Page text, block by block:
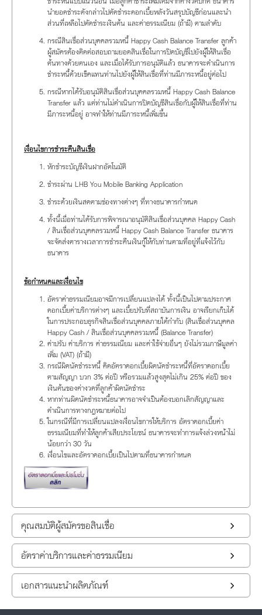
นำยอดชำระดังกล่าวไปตัดชำระดอกเบี้ยหลังวันสรุปบัญชีก่อนและนำ
ส่วนที่เหลือไปตัดชำระเงินต้น และค่าธรรมเนียม (ถ้ามี) ตามลำดับ
กรณีสินเชื่อส่วนบุคคลรวมหนี้ Happy Cash Balance Transfer ลูกค้า
ผู้สมัครต้องติดต่อสอบถามยอดสินเชื่อในการปิดบัญชีไปยังผู้ให้สินเชื่อ
ต้นทางด้วยตนเอง และเมื่อได้รับการอนุมัติแล้ว ธนาคารจะดำเนินการ
ชำระหนี้ด้วยเช็คแทนท่านไปยังผู้ให้สินเชื่อที่ท่านมีภาระหนี้อยู่ต่อไป
กรณีหากได้รับอนุมัติสินเชื่อส่วนบุคคลรวมหนี้ Happy Cash Balance
Transfer แล้ว แต่ท่านไม่ดำเนินการปิดบัญชีสินเชื่อกับผู้ให้สินเชื่อที่ท่าน
มีภาระหนี้อยู่ อาจทำให้ท่านมีภาระหนี้เพิ่มขึ้น
เงื่อนไขการชำระคืนสินเชื่อ
หักชำระบัญชีเงินฝากอัตโนมัติ
ชำระผ่าน LHB You Mobile Banking Application
ชำระด้วยเงินสดตามช่องทางต่างๆ ที่ทางธนาคารกำหนด
ทั้งนี้เมื่อท่านได้รับการพิจารณาอนุมัติสินเชื่อส่วนบุคคล Happy Cash
/ สินเชื่อส่วนบุคคลรวมหนี้ Happy Cash Balance Transfer ธนาคาร
จะจัดส่งตารางเวลาการชำระคืนเงินกู้ให้กับท่านตามที่อยู่ที่แจ้งไว้กับ
ธนาคาร
ข้อกำหนดและเงื่อนไข
อัตราค่าธรรมเนียมอาจมีการเปลี่ยนแปลงได้ ทั้งนี้เป็นไปตามประกาศ
ดอกเบี้ยค่าบริการต่างๆ และเบี้ยปรับที่สถาบันการเงิน อาจเรียกเก็บได้
ในการประกอบธุรกิจสินเชื่อส่วนบุคคลภายใต้กำกับ (สินเชื่อส่วนบุคคล
Happy Cash / สินเชื่อส่วนบุคคลรวมหนี้ (Balance Transfer)
ค่าปรับ ค่าบริการ ค่าธรรมเนียม และค่าใช้จ่ายอื่นๆ ยังไม่รวมภาษีมูลค่า
เพิ่ม (VAT) (ถ้ามี)
กรณีผิดนัดชำระหนี้ คิดอัตราดอกเบี้ยผิดนัดชำระหนี้ที่อัตราดอกเบี้ย
ตามสัญญา บวก 3% ต่อปี หรือรวมแล้วสูงสุดไม่เกิน 25% ต่อปี ของ
เงินต้นของค่างวดที่ลูกค้าผิดนัดชำระ
หากท่านผิดนัดชำระหนี้ธนาคารอาจจำเป็นต้องบอกเลิกสัญญาและ
ดำเนินการทางกฎหมายต่อไป
ในกรณีที่มีการเปลี่ยนแปลงเงื่อนไขการให้บริการ อัตราดอกเบี้ยค่า
ธรรมเนียมที่ทำให้ลูกค้าเสียประโยชน์ ธนาคารจะทำการแจ้งล่วงหน้าไม่
น้อยกว่า 30 วัน
เงื่อนไขและอัตราดอกเบี้ยเป็นไปตามที่ธนาคารกำหนด
คุณสมบัติผู้สมัครขอสินเชื่อ
อัตราค่าบริการและค่าธรรมเนียม
เอกสารแนะนำผลิตภัณฑ์